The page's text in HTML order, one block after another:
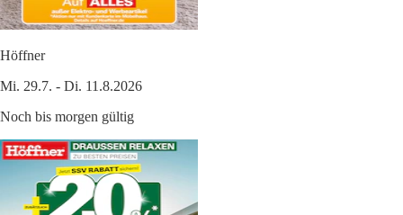
Höffner
Mi. 29.7. - Di. 11.8.2026
Noch bis morgen gültig